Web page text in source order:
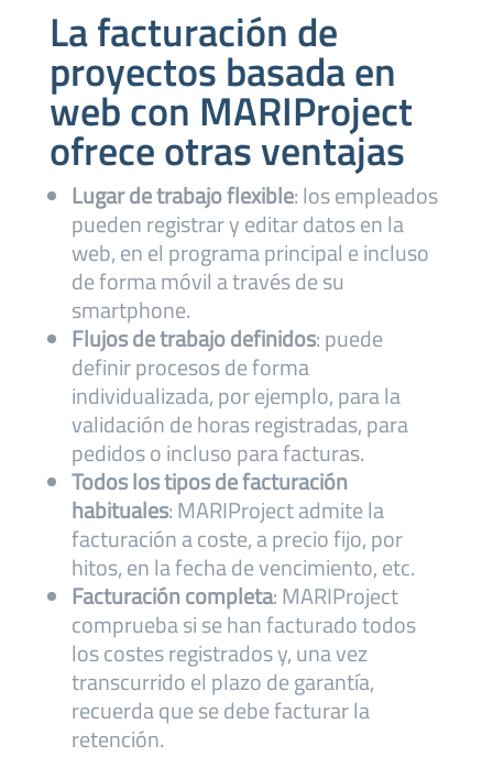
La facturación de
proyectos basada en
web con MARIProject
ofrece otras ventajas
Lugar de trabajo flexible: los empleados
pueden registrar y editar datos en la
web, en el programa principal e incluso
de forma móvil a través de su
smartphone.
Flujos de trabajo definidos: puede
definir procesos de forma
individualizada, por ejemplo, para la
validación de horas registradas, para
pedidos o incluso para facturas.
Todos los tipos de facturación
habituales: MARIProject admite la
facturación a coste, a precio fijo, por
hitos, en la fecha de vencimiento, etc.
Facturación completa: MARIProject
comprueba si se han facturado todos
los costes registrados y, una vez
transcurrido el plazo de garantía,
recuerda que se debe facturar la
retención.